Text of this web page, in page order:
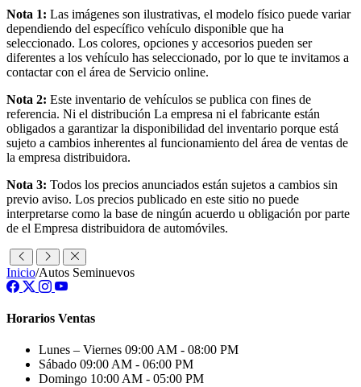
Nota 1: Las imágenes son ilustrativas, el modelo físico puede variar
dependiendo del específico vehículo disponible que ha
seleccionado. Los colores, opciones y accesorios pueden ser
diferentes a los vehículo has seleccionado, por lo que te invitamos a
contactar con el área de Servicio online.
Nota 2: Este inventario de vehículos se publica con fines de
referencia. Ni el distribución La empresa ni el fabricante están
obligados a garantizar la disponibilidad del inventario porque está
sujeto a cambios inherentes al funcionamiento del área de ventas de
la empresa distribuidora.
Nota 3: Todos los precios anunciados están sujetos a cambios sin
previo aviso. Los precios publicado en este sitio no puede
interpretarse como la base de ningún acuerdo u obligación por parte
de el Empresa distribuidora de automóviles.
Inicio/Autos Seminuevos
Horarios Ventas
Lunes – Viernes 09:00 AM - 08:00 PM
Sábado 09:00 AM - 06:00 PM
Domingo 10:00 AM - 05:00 PM